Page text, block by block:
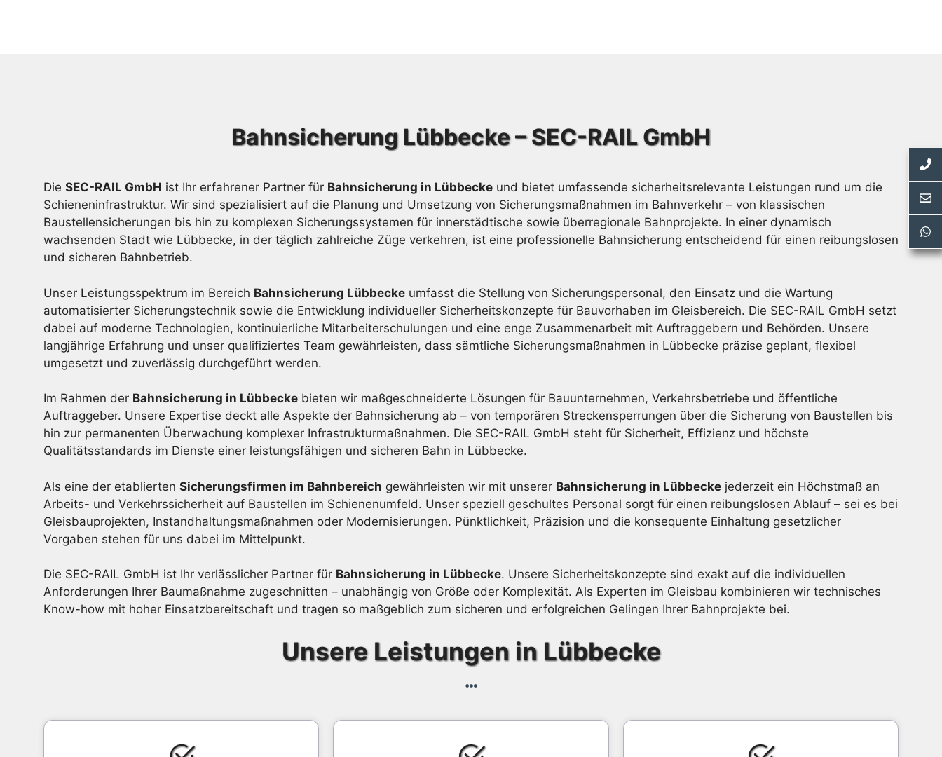
Bahnsicherung Lübbecke – SEC-RAIL GmbH
Die SEC-RAIL GmbH ist Ihr erfahrener Partner für Bahnsicherung in Lübbecke und bietet umfassende sicherheitsrelevante Leistungen rund um die
Schieneninfrastruktur. Wir sind spezialisiert auf die Planung und Umsetzung von Sicherungsmaßnahmen im Bahnverkehr – von klassischen
Baustellensicherungen bis hin zu komplexen Sicherungssystemen für innerstädtische sowie überregionale Bahnprojekte. In einer dynamisch
wachsenden Stadt wie Lübbecke, in der täglich zahlreiche Züge verkehren, ist eine professionelle Bahnsicherung entscheidend für einen reibungslosen
und sicheren Bahnbetrieb.
Unser Leistungsspektrum im Bereich Bahnsicherung Lübbecke umfasst die Stellung von Sicherungspersonal, den Einsatz und die Wartung
automatisierter Sicherungstechnik sowie die Entwicklung individueller Sicherheitskonzepte für Bauvorhaben im Gleisbereich. Die SEC-RAIL GmbH setzt
dabei auf moderne Technologien, kontinuierliche Mitarbeiterschulungen und eine enge Zusammenarbeit mit Auftraggebern und Behörden. Unsere
langjährige Erfahrung und unser qualifiziertes Team gewährleisten, dass sämtliche Sicherungsmaßnahmen in Lübbecke präzise geplant, flexibel
umgesetzt und zuverlässig durchgeführt werden.
Im Rahmen der Bahnsicherung in Lübbecke bieten wir maßgeschneiderte Lösungen für Bauunternehmen, Verkehrsbetriebe und öffentliche
Auftraggeber. Unsere Expertise deckt alle Aspekte der Bahnsicherung ab – von temporären Streckensperrungen über die Sicherung von Baustellen bis
hin zur permanenten Überwachung komplexer Infrastrukturmaßnahmen. Die SEC-RAIL GmbH steht für Sicherheit, Effizienz und höchste
Qualitätsstandards im Dienste einer leistungsfähigen und sicheren Bahn in Lübbecke.
Als eine der etablierten Sicherungsfirmen im Bahnbereich gewährleisten wir mit unserer Bahnsicherung in Lübbecke jederzeit ein Höchstmaß an
Arbeits- und Verkehrssicherheit auf Baustellen im Schienenumfeld. Unser speziell geschultes Personal sorgt für einen reibungslosen Ablauf – sei es bei
Gleisbauprojekten, Instandhaltungsmaßnahmen oder Modernisierungen. Pünktlichkeit, Präzision und die konsequente Einhaltung gesetzlicher
Vorgaben stehen für uns dabei im Mittelpunkt.
Die SEC-RAIL GmbH ist Ihr verlässlicher Partner für Bahnsicherung in Lübbecke. Unsere Sicherheitskonzepte sind exakt auf die individuellen
Anforderungen Ihrer Baumaßnahme zugeschnitten – unabhängig von Größe oder Komplexität. Als Experten im Gleisbau kombinieren wir technisches
Know-how mit hoher Einsatzbereitschaft und tragen so maßgeblich zum sicheren und erfolgreichen Gelingen Ihrer Bahnprojekte bei.
Unsere Leistungen in Lübbecke